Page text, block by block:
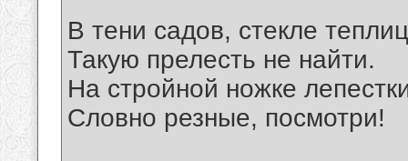
В тени садов, стекле
Такую прелесть не найти.
На стройной ножке
Словно резные, посмотри!